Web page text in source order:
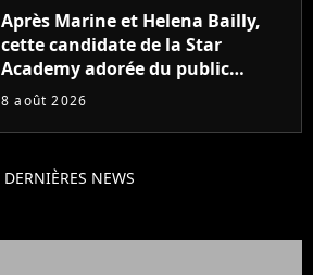
Après Marine et Helena Bailly,
cette candidate de la Star
Academy adorée du public
annonce son premier album,
8 août 2026
DERNIÈRES NEWS